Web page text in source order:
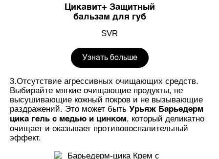
Цикавит+ Защитный
бальзам для губ
SVR
Узнать больше
3.Отсутствие агрессивных очищающих средств.
Выбирайте мягкие очищающие продукты, не
высушивающие кожный покров и не вызывающие
раздражений. Это может быть Урьяж Барьедерм
цика гель с медью и цинком, который деликатно
очищает и оказывает противовоспалительный
эффект.